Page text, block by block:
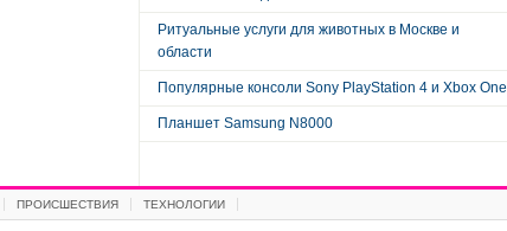
Ритуальные услуги для животных в Москве и
области
Популярные консоли Sony PlayStation 4 и Xbox One
Планшет Samsung N8000
ПРОИСШЕСТВИЯ ТЕХНОЛОГИИ